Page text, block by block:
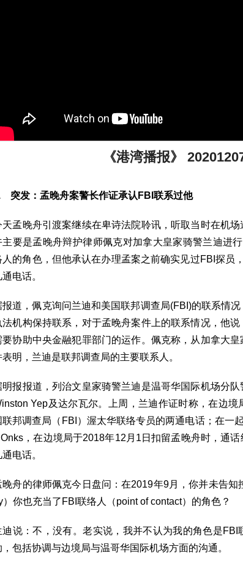
《港湾播报》
突发：孟晚舟案警长作证承认FBI联系过他
天孟晚舟引渡案继续在卑诗法院聆讯，听取当时在机
主要是孟晚舟辩护律师佩克对加拿大皇家骑警兰迪进
人的角色，但他承认在办理孟案之前确实见过FBI探员
通电话。
报道，佩克询问兰迪和美国联邦调查局(FBI)的联系情
法机构保持联系，对于孟晚舟案件上的联系情况，他
要协助中央金融犯罪部门的运作。佩克称，从加拿大
表明，兰迪是联邦调查局的主要联系人。
明报报道，列治文皇家骑警兰迪是温哥华国际机场分
Yep及达尔瓦尔。上周，兰迪作证时称，在边
联邦调查局（FBI）渥太华联络专员的两通电话；在一
，在边境局于2018年12月1日扣留孟晚舟时，通
通电话。
晚舟的律师佩克今日盘问：在2019年9月，你并未告知
）你也充当了FBI联络人（point of contact）的角色？
迪说：不，没有。老实说，我并不认为我的角色是
，包括协调与边境局与温哥华国际机场方面的沟通。